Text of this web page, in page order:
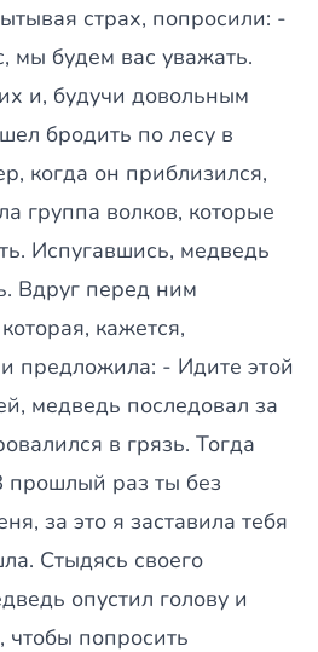
страх, попросили: -
мы будем вас уважать.
и, будучи довольным
бродить по лесу в
когда он приблизился,
группа волков, которые
Испугавшись, медведь
Вдруг перед ним
кажется,
предложила: - Идите этой
медведь последовал за
в грязь. Тогда
прошлый раз ты без
за это я заставила тебя
Стыдясь своего
опустил голову и
чтобы попросить